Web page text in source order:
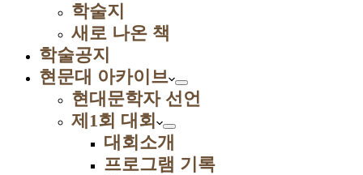
학술지
새로 나온 책
학술공지
현문대 아카이브
현대문학자 선언
제1회 대회
대회소개
프로그램 기록